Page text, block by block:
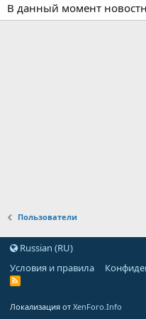
В данный момент
Пользователи
Russian (RU)
Условия и правила
Локализация от XenForo.Info